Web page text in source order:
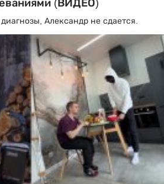
(ВИДЕО)
Александр не сдается.